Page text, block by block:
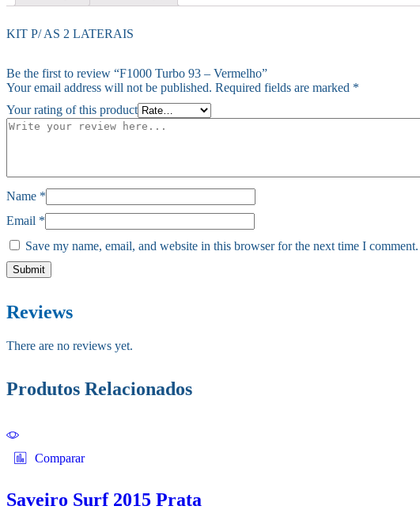
KIT P/ AS 2 LATERAIS
Be the first to review “F1000 Turbo 93 – Vermelho”
Your email address will not be published. Required fields are marked *
Your rating of this product
Name *
Email *
Save my name, email, and website in this browser for the next time I comment.
Reviews
There are no reviews yet.
Produtos Relacionados
Comparar
Saveiro Surf 2015 Prata